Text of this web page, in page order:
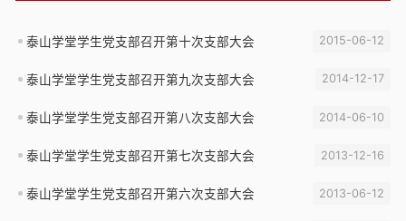
泰山学堂学生党支部召开第十次支部大会 2015-06-12
泰山学堂学生党支部召开第九次支部大会 2014-12-17
泰山学堂学生党支部召开第八次支部大会 2014-06-10
泰山学堂学生党支部召开第七次支部大会 2013-12-16
泰山学堂学生党支部召开第六次支部大会 2013-06-12